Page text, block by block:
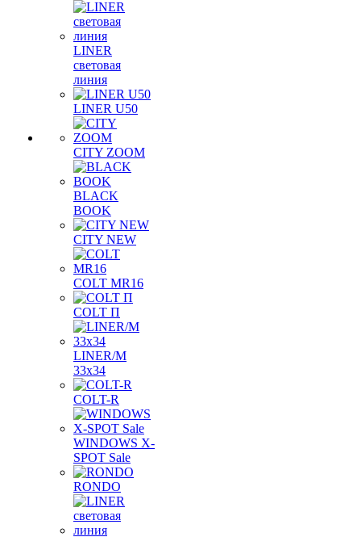
LINER
световая
линия
LINER U50
CITY ZOOM
BLACK
BOOK
CITY NEW
COLT MR16
COLT П
LINER/М
33х34
COLT-R
WINDOWS X-
SPOT Sale
RONDO